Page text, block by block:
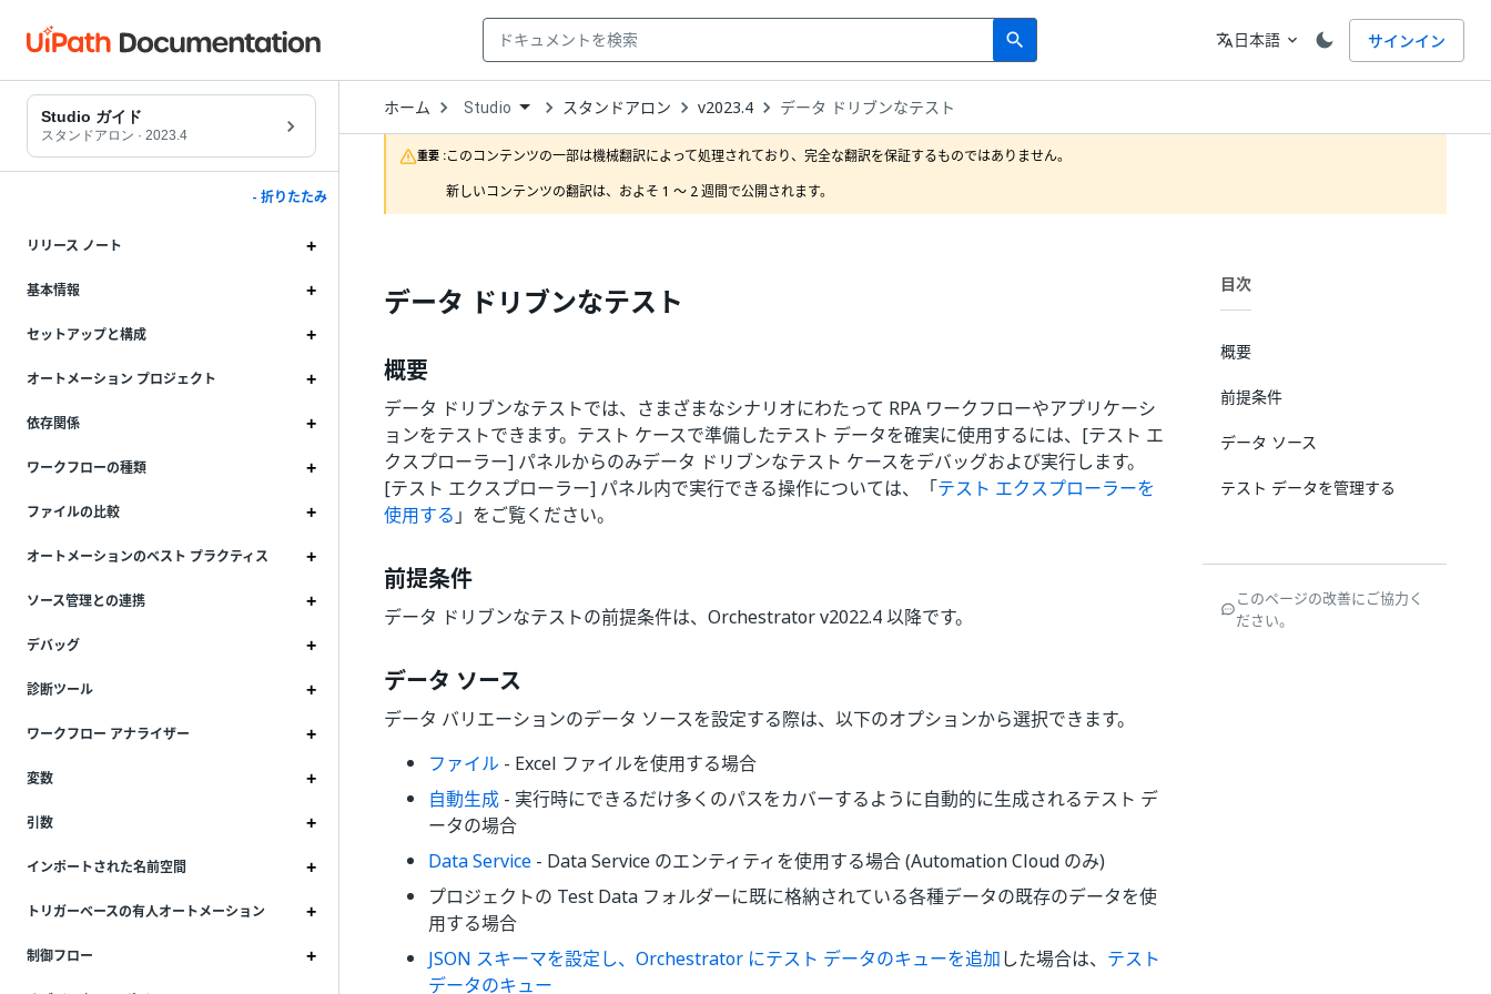
search
Search 言語
translate日本語 expand_more サインイン
Studio ガイド
スタンドアロン · 2023.4
- 折りたたみ
リリース ノート
基本情報
セットアップと構成
オートメーション プロジェクト
依存関係
ワークフローの種類
ファイルの比較
オートメーションのベスト プラクティス
ソース管理との連携
デバッグ
診断ツール
ワークフロー アナライザー
変数
引数
インポートされた名前空間
トリガーベースの有人オートメーション
制御フロー
ホーム Open
Dropdown
to
choose
product
Studio スタンドアロン v2023.4 データ ドリブンなテスト
重要 :このコンテンツの一部は機械翻訳によって処理されており、完全な翻訳を保証するものではありません。
新しいコンテンツの翻訳は、およそ 1 ～ 2 週間で公開されます。
データ ドリブンなテスト
概要
データ ドリブンなテストでは、さまざまなシナリオにわたって RPA ワークフローやアプリケーシ
ョンをテストできます。テスト ケースで準備したテスト データを確実に使用するには、[テスト エ
クスプローラー] パネルからのみデータ ドリブンなテスト ケースをデバッグおよび実行します。
[テスト エクスプローラー] パネル内で実行できる操作については、「テスト エクスプローラーを
使用する 」をご覧ください。
前提条件
データ ドリブンなテストの前提条件は、Orchestrator v2022.4 以降です。
データ ソース
データ バリエーションのデータ ソースを設定する際は、以下のオプションから選択できます。
ファイル - Excel ファイルを使用する場合
自動生成 - 実行時にできるだけ多くのパスをカバーするように自動的に生成されるテスト デ
ータの場合
Data Service - Data Service のエンティティを使用する場合 (Automation Cloud のみ)
プロジェクトの Test Data フォルダーに既に格納されている各種データの既存のデータを使
用する場合
JSON スキーマを設定し、Orchestrator にテスト データのキューを追加した場合は、 テスト
データのキュー
目次
概要
前提条件
データ ソース
テスト データを管理する
このページの改善にご協力く
ださい。